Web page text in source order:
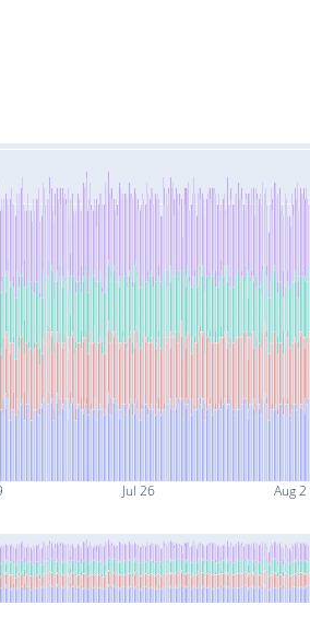
Jul 26 Aug 2